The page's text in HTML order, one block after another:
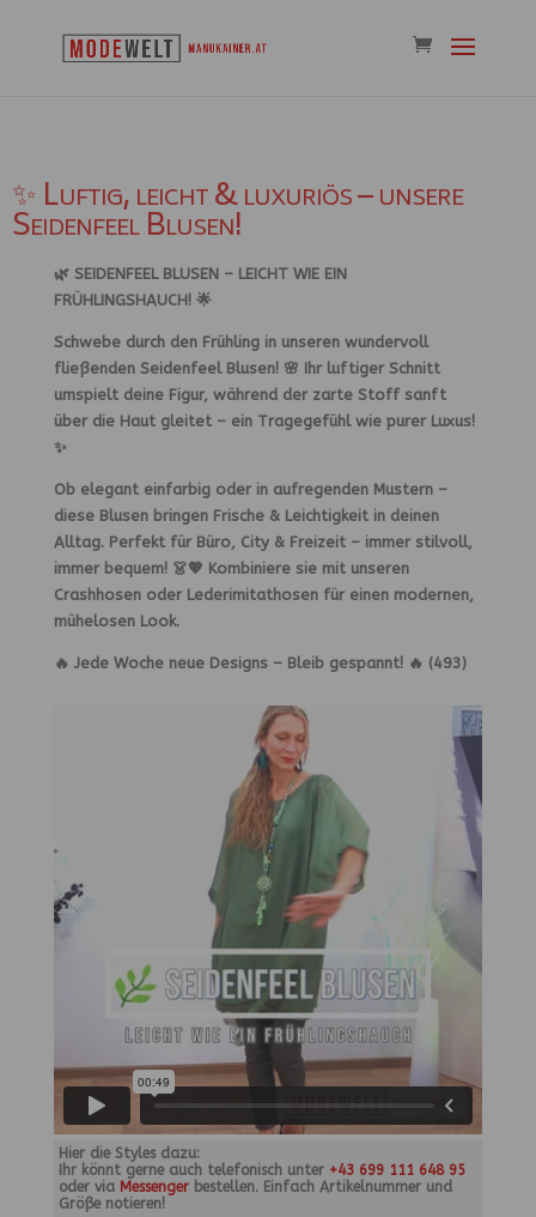
✨ Luftig, leicht & luxuriös – unsere
Seidenfeel Blusen!
🌿 SEIDENFEEL BLUSEN – LEICHT WIE EIN
FRÜHLINGSHAUCH! 🌟
Schwebe durch den Frühling in unseren wundervoll
fließenden Seidenfeel Blusen!🌸 Ihr luftiger Schnitt
umspielt deine Figur, während der zarte Stoffsanft
über die Haut gleitet – ein Tragegefühl wie purer Luxus!
✨
Ob elegant einfarbig oder in aufregenden Mustern–
diese Blusen bringen Frische & Leichtigkeitin deinen
Alltag. Perfekt für Büro, City & Freizeit– immer stilvoll,
immer bequem! 👗💖 Kombiniere sie mit unseren
Crashhosen oder Lederimitathosenfür einen modernen,
mühelosen Look.
🔥 Jede Woche neue Designs – Bleib gespannt!🔥 (493)
Hier die Styles dazu:
Ihr könnt gerne auch telefonisch unter +43 699 111 648 95
oder via Messengerbestellen. Einfach Artikelnummer und
Größe notieren!